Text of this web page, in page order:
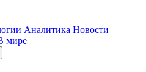
Аналитика Новости
мире